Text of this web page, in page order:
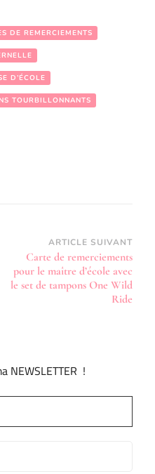
DE REMERCIEMENTS
D’ÉCOLE
TOURBILLONNANTS
ARTICLE SUIVANT
Carte de remerciements
pour le maître d’école avec
le set de tampons One Wild
Ride
NEWSLETTER !